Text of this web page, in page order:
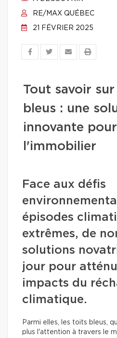
RE/MAX QUÉBEC
21 FÉVRIER 2025
Tout savoir
bleus : une
innovante
l'immobilier
Face aux défis
épisodes
extrêmes, de
solutions
jour pour
impacts du
climatique.
Parmi elles, les toits bleus,
plus l'attention à travers le